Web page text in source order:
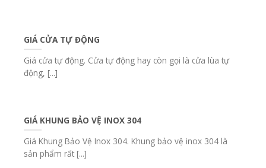
GIÁ CỬA TỰ ĐỘNG
Giá cửa tự động. Cửa tự động hay còn gọi là cửa lùa tự
động, [...]
GIÁ KHUNG BẢO VỆ INOX 304
Giá Khung Bảo Vệ Inox 304. Khung bảo vệ inox 304 là
sản phẩm rất [...]